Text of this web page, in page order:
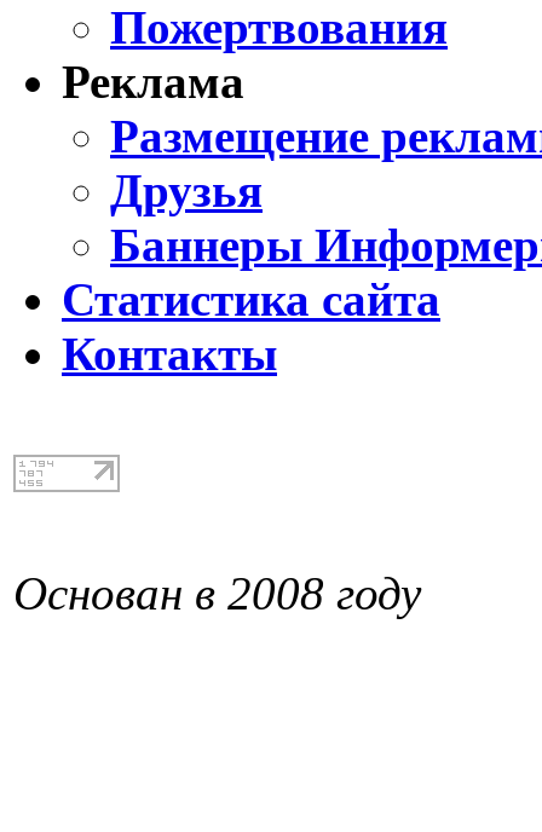
Пожертвования
Реклама
Размещение
Друзья
Баннеры
Статистика сайта
Контакты
Основан в 2008 году